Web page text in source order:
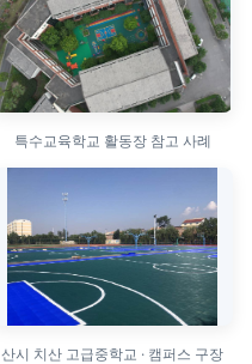
특수교육학교 활동장 참고 사례
산시 치산 고급중학교 · 캠퍼스 구장